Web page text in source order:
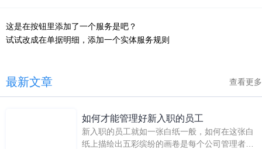
这是在按钮里添加了一个服务是吧？
试试改成在单据明细，添加一个实体服务规则
最新文章 查看更多
如何才能管理好新入职的员工
新入职的员工就如一张白纸一般，如何在这张白
纸上描绘出五彩缤纷的画卷是每个公司管理者应